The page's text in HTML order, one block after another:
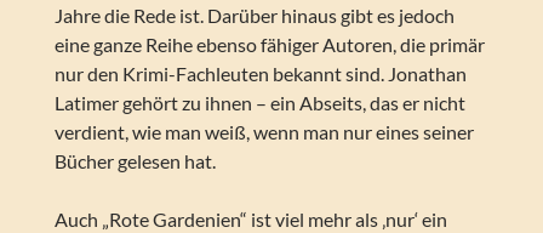
Jahre die Rede ist. Darüber hinaus gibt es jedoch
eine ganze Reihe ebenso fähiger Autoren, die primär
nur den Krimi-Fachleuten bekannt sind. Jonathan
Latimer gehört zu ihnen – ein Abseits, das er nicht
verdient, wie man weiß, wenn man nur eines seiner
Bücher gelesen hat.
Auch „Rote Gardenien“ ist viel mehr als ‚nur‘ ein